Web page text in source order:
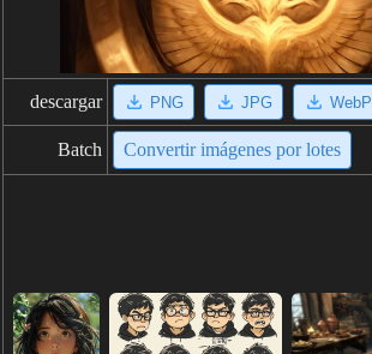
descargar PNG JPG WebP
Batch Convertir imágenes por lotes